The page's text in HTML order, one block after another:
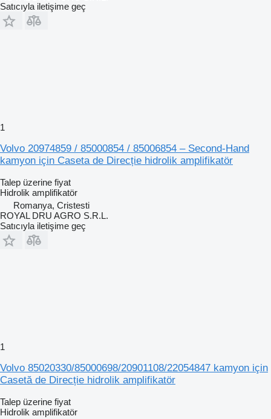
Satıcıyla iletişime geç
1
Volvo 20974859 / 85000854 / 85006854 – Second-Hand
kamyon için Caseta de Direcție hidrolik amplifikatör
Talep üzerine fiyat
Hidrolik amplifikatör
Romanya, Cristesti
ROYAL DRU AGRO S.R.L.
Satıcıyla iletişime geç
1
Volvo 85020330/85000698/20901108/22054847 kamyon için
Casetă de Direcție hidrolik amplifikatör
Talep üzerine fiyat
Hidrolik amplifikatör